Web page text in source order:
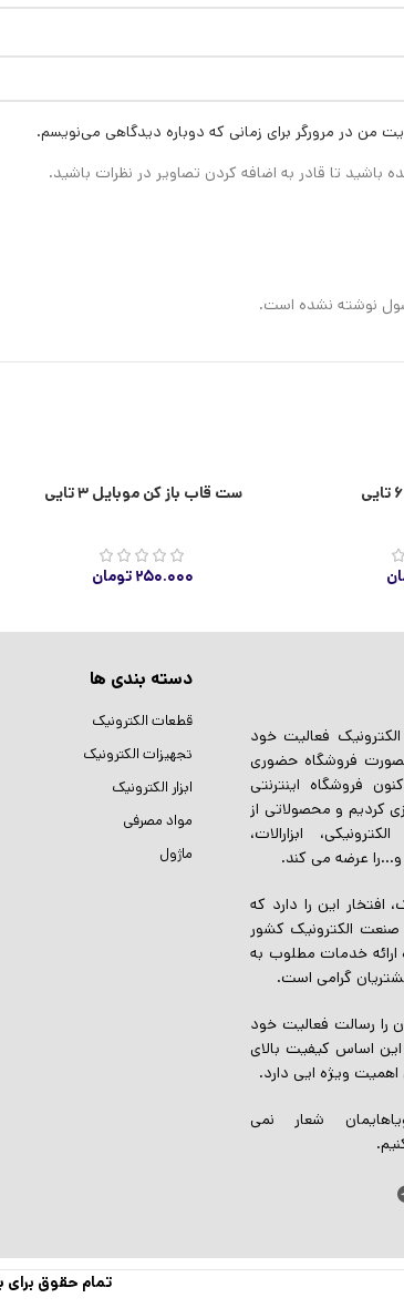
نوشته نشده است.
من در مرورگر برای زمانی که دوباره دیدگاهی می‌نویسم.
باشید تا قادر به اضافه کردن تصاویر در نظرات باشید.
ست قاب باز کن موبایل ۳ تایی
۲۵۰.۰۰۰ تومان
فعالیت خود
از سال 1385 بصورت فروشگاه حضوری
فروشگاه اینترنتی
کردیم و محصولاتی از
ابزارالات،
و…را عرضه می کند.
افتخار این را دارد که
صنعت الکترونیک کشور
ارائه خدمات مطلوب به
گرامی است.
را رسالت فعالیت خود
این اساس کیفیت بالای
ویژه ایی دارد.
شعار نمی
دسته بندی ها
قطعات الکترونیک
تجهیزات الکترونیک
ابزار الکترونیک
مواد مصرفی
ماژول
تمام حقوق